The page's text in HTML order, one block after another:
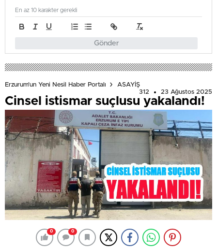
Gönder
En az 10 karakter gerekli
Erzurum'un Yeni Nesil Haber Portalı
ASAYİŞ
312
23 Ağustos 2025
Cinsel istismar suçlusu yakalandı!
0 0